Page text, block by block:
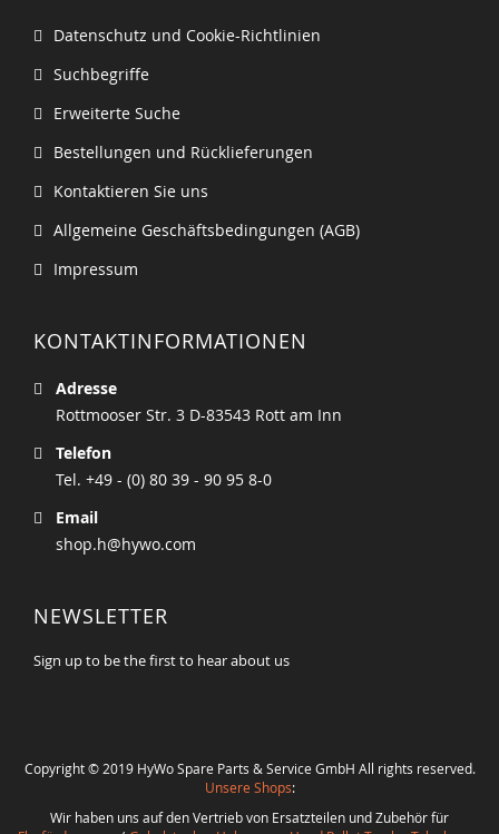
Datenschutz und Cookie-Richtlinien
Suchbegriffe
Erweiterte Suche
Bestellungen und Rücklieferungen
Kontaktieren Sie uns
Allgemeine Geschäftsbedingungen (AGB)
Impressum
KONTAKTINFORMATIONEN
Adresse
Rottmooser Str. 3 D-83543 Rott am Inn
Telefon
Tel. +49 - (0) 80 39 - 90 95 8-0
Email
shop.h@hywo.com
NEWSLETTER
Sign up to be the first to hear about us
Copyright © 2019 HyWo Spare Parts & Service GmbH All rights reserved.
Unsere Shops:
Wir haben uns auf den Vertrieb von Ersatzteilen und Zubehör für